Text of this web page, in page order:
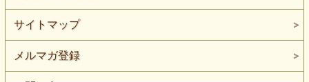
サイトマップ
メルマガ登録